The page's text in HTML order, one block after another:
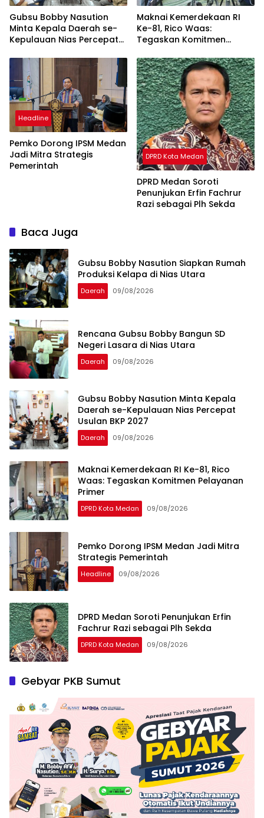
Gubsu Bobby Nasution
Minta Kepala Daerah se-
Kepulauan Nias Percepat
Maknai Kemerdekaan RI
Ke-81, Rico Waas:
Tegaskan Komitmen
Headline
Pemko Dorong IPSM Medan
Jadi Mitra Strategis
Pemerintah
DPRD Kota Medan
DPRD Medan Soroti
Penunjukan Erfin Fachrur
Razi sebagai Plh Sekda
Baca Juga
Gubsu Bobby Nasution Siapkan Rumah
Produksi Kelapa di Nias Utara
Daerah 09/08/2026
Rencana Gubsu Bobby Bangun SD
Negeri Lasara di Nias Utara
Daerah 09/08/2026
Gubsu Bobby Nasution Minta Kepala
Daerah se-Kepulauan Nias Percepat
Usulan BKP 2027
Daerah 09/08/2026
Maknai Kemerdekaan RI Ke-81, Rico
Waas: Tegaskan Komitmen Pelayanan
Primer
DPRD Kota Medan 09/08/2026
Pemko Dorong IPSM Medan Jadi Mitra
Strategis Pemerintah
Headline 09/08/2026
DPRD Medan Soroti Penunjukan Erfin
Fachrur Razi sebagai Plh Sekda
DPRD Kota Medan 09/08/2026
Gebyar PKB Sumut